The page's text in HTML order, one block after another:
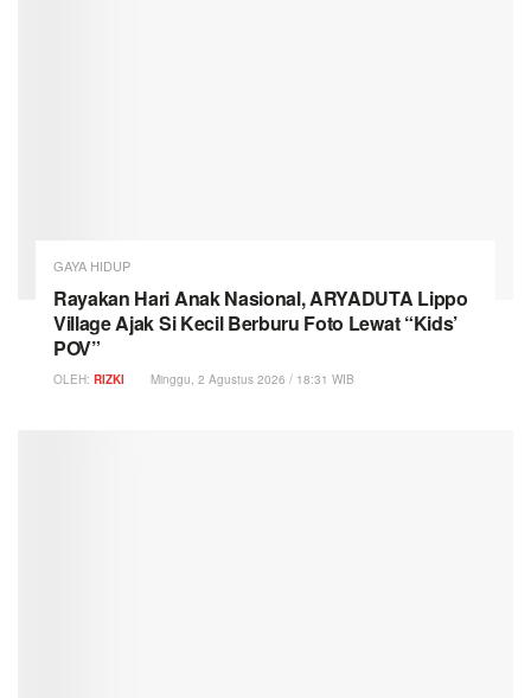
GAYA HIDUP
Rayakan Hari Anak Nasional, ARYADUTA Lippo
Village Ajak Si Kecil Berburu Foto Lewat “Kids’
POV”
OLEH: RIZKI Minggu, 2 Agustus 2026 / 18:31 WIB